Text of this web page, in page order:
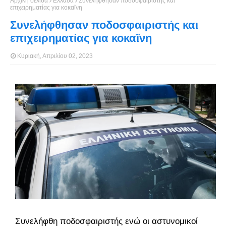
επιχειρηματίας για κοκαΐνη
Συνελήφθησαν ποδοσφαιριστής και
επιχειρηματίας για κοκαΐνη
Κυριακή, Απριλίου 02, 2023
Συνελήφθη ποδοσφαιριστής ενώ οι αστυνομικοί